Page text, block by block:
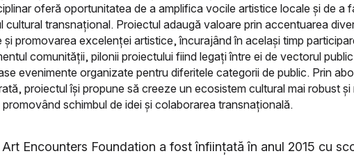
oferă oportunitatea de a amplifica vocile artistice locale și de a
cultural transnațional. Proiectul adaugă valoare prin accentuarea
și promovarea excelenței artistice, încurajând în același timp
comunității, pilonii proiectului fiind legați între ei de vectorul
evenimente organizate pentru diferitele categorii de public. Prin
proiectul își propune să creeze un ecosistem cultural mai robust și
schimbul de idei și colaborarea transnațională.
Art Encounters Foundation a fost înființată în anul 2015 cu